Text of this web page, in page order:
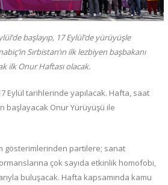
başlayıp, 17 Eylül’de yürüyüşle
Sırbistan’ın ilk lezbiyen başbakanı
ilk Onur Haftası olacak.
Eylül tarihlerinde yapılacak. Hafta, saat
başlayacak Onur Yürüyüşü ile
gösterimlerinden partilere; sanat
çok sayıda etkinlik homofobi,
buluşacak. Hafta kapsamında kamu